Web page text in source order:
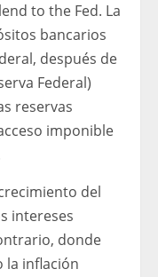
to the Fed. La
bancarios
después de
Federal)
reservas
imponible
del
intereses
donde
la inflación